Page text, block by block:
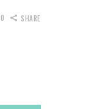
0 SHARE